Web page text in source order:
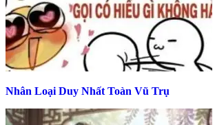
Nhân Loại Duy Nhất Toàn Vũ Trụ